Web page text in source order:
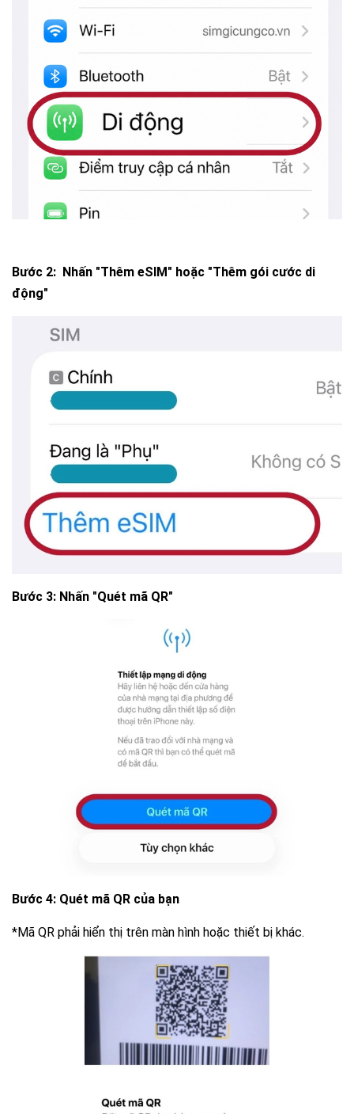
Bước 2: Nhấn "Thêm eSIM" hoặc "Thêm gói cước di
động"
Bước 3: Nhấn "Quét mã QR"
Bước 4: Quét mã QR của bạn
*Mã QR phải hiển thị trên màn hình hoặc thiết bị khác.